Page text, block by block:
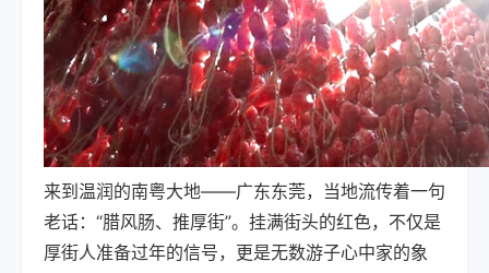
来到温润的南粤大地——广东东莞，当地流传着一句
老话：“腊风肠、推厚街”。挂满街头的红色，不仅是
厚街人准备过年的信号，更是无数游子心中家的象